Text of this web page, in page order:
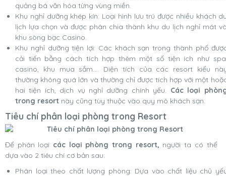
quảng bá văn hóa từng vùng miền.
Khu nghỉ dưỡng khép kín: Loại hình lưu trú được nhiều khách
lịch lựa chọn và được phân chia thành khu du lịch nghỉ mát
khu sòng bạc Casino.
Khu nghỉ dưỡng tiện lợi: Các khách sạn trong thành phố
cải tiến bằng cách tích hợp thêm một số tiện ích như
casino, khu mua sắm…. Diện tích của các resort kiểu
thường không quá lớn và thường chỉ được tích hợp với một
hai tiện ích, dịch vụ nghỉ dưỡng chính yếu. Các loại
trong resort này cũng tùy thuộc vào quy mô khách sạn.
Tiêu chí phân loại phòng trong Resort
Để phân loại các loại phòng trong resort, người ta có thể
dựa vào 2 tiêu chí cơ bản sau:
Phân loại theo chất lượng phòng: Dựa vào chất liệu chủ